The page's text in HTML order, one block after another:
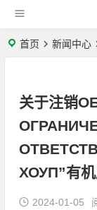
首页 新闻中心
关于注销
ХОУП”有机
2024-01-05